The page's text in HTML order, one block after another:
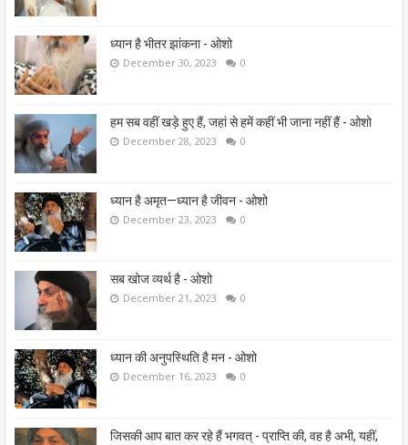
ध्यान है भीतर झांकना - ओशो
December 30, 2023 0
हम सब वहीं खड़े हुए हैं, जहां से हमें कहीं भी जाना नहीं हैं - ओशो
December 28, 2023 0
ध्यान है अमृत—ध्यान है जीवन - ओशो
December 23, 2023 0
सब खोज व्यर्थ है - ओशो
December 21, 2023 0
ध्यान की अनुपस्थिति है मन - ओशो
December 16, 2023 0
जिसकी आप बात कर रहे हैं भगवत् - प्राप्ति की, वह है अभी, यहीं,